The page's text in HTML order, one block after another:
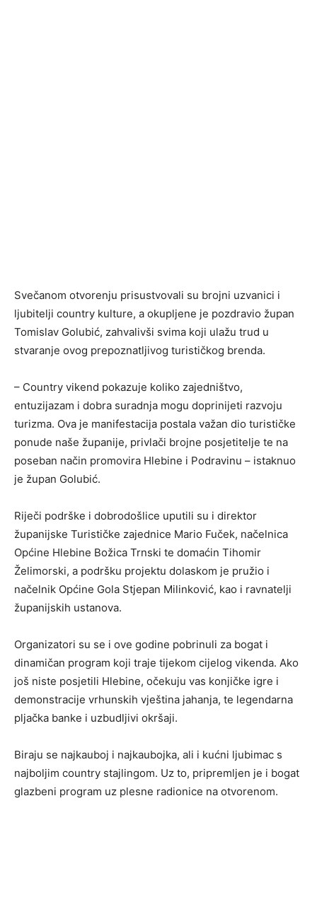
Svečanom otvorenju prisustvovali su brojni uzvanici i
ljubitelji country kulture, a okupljene je pozdravio župan
Tomislav Golubić, zahvalivši svima koji ulažu trud u
stvaranje ovog prepoznatljivog turističkog brenda.
– Country vikend pokazuje koliko zajedništvo,
entuzijazam i dobra suradnja mogu doprinijeti razvoju
turizma. Ova je manifestacija postala važan dio turističke
ponude naše županije, privlači brojne posjetitelje te na
poseban način promovira Hlebine i Podravinu – istaknuo
je župan Golubić.
Riječi podrške i dobrodošlice uputili su i direktor
županijske Turističke zajednice Mario Fuček, načelnica
Općine Hlebine Božica Trnski te domaćin Tihomir
Želimorski, a podršku projektu dolaskom je pružio i
načelnik Općine Gola Stjepan Milinković, kao i ravnatelji
županijskih ustanova.
Organizatori su se i ove godine pobrinuli za bogat i
dinamičan program koji traje tijekom cijelog vikenda. Ako
još niste posjetili Hlebine, očekuju vas konjičke igre i
demonstracije vrhunskih vještina jahanja, te legendarna
pljačka banke i uzbudljivi okršaji.
Biraju se najkauboj i najkaubojka, ali i kućni ljubimac s
najboljim country stajlingom. Uz to, pripremljen je i bogat
glazbeni program uz plesne radionice na otvorenom.